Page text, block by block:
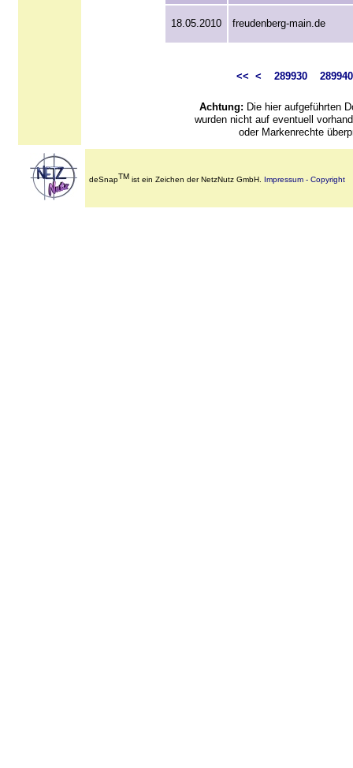
18.05.2010 freudenberg-main.de
<< < 289930 289940
Achtung: Die hier aufgeführten
wurden nicht auf eventuell
oder Markenrechte
deSnapTM ist ein Zeichen der NetzNutz GmbH. Impressum - Copyright